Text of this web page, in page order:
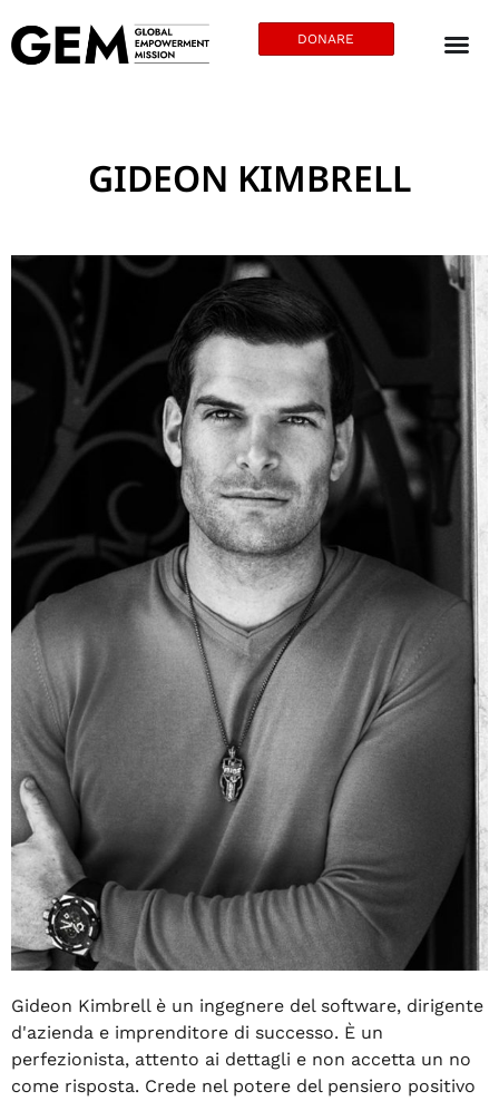
DONARE
GIDEON KIMBRELL
Gideon Kimbrell è un ingegnere del software, dirigente
d'azienda e imprenditore di successo. È un
perfezionista, attento ai dettagli e non accetta un no
come risposta. Crede nel potere del pensiero positivo